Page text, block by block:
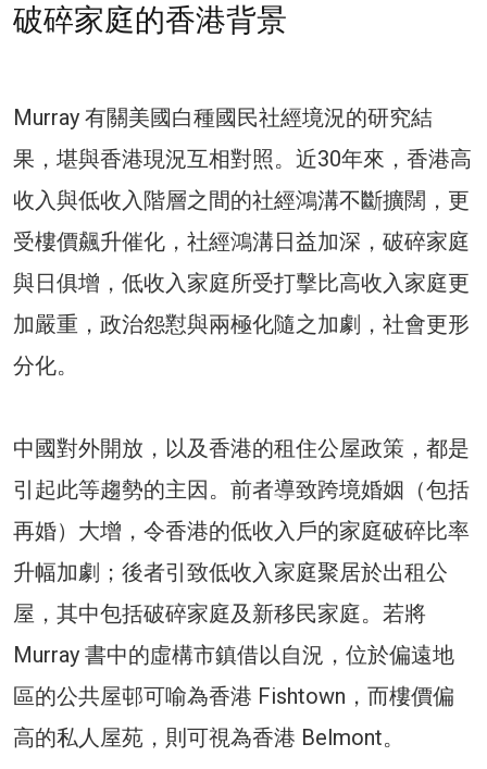
破碎家庭的香港背景
Murray 有關美國白種國民社經境況的研究結
果，堪與香港現況互相對照。近30年來，香港高
收入與低收入階層之間的社經鴻溝不斷擴闊，更
受樓價飆升催化，社經鴻溝日益加深，破碎家庭
與日俱增，低收入家庭所受打擊比高收入家庭更
加嚴重，政治怨懟與兩極化隨之加劇，社會更形
分化。
中國對外開放，以及香港的租住公屋政策，都是
引起此等趨勢的主因。前者導致跨境婚姻（包括
再婚）大增，令香港的低收入戶的家庭破碎比率
升幅加劇；後者引致低收入家庭聚居於出租公
屋，其中包括破碎家庭及新移民家庭。若將
Murray 書中的虛構市鎮借以自況，位於偏遠地
區的公共屋邨可喻為香港 Fishtown，而樓價偏
高的私人屋苑，則可視為香港 Belmont。